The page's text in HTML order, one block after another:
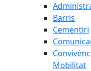
Barris
Cementiri
Mobilitat